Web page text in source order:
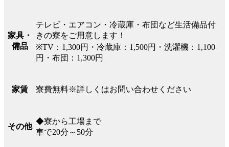
家具・
備品
テレビ・エアコン・冷蔵庫・布団など生活備品付
きの寮をご用意します！
※TV：1,300円・冷蔵庫：1,500円・洗濯機：1,100
円・布団：1,300円
家賃 寮費無料※詳しくはお問い合わせください
その他
◆寮から工場まで
車で20分～50分